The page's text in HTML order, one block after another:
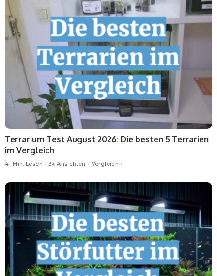
Terrarium Test August 2026: Die besten 5 Terrarien
im Vergleich
41 Min. Lesen 3k Ansichten Vergleich